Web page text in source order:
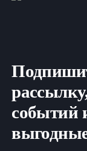
событий